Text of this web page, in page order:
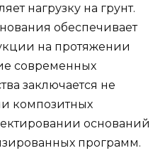
нагрузку на грунт.
обеспечивает
на протяжении
современных
заключается не
композитных
оснований
программ.